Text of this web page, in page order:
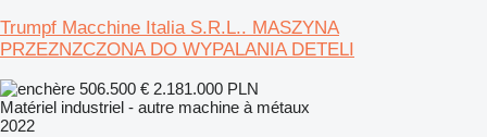
Trumpf Macchine Italia S.R.L.. MASZYNA
PRZEZNZCZONA DO WYPALANIA DETELI
506.500 € 2.181.000 PLN
Matériel industriel - autre machine à métaux
2022